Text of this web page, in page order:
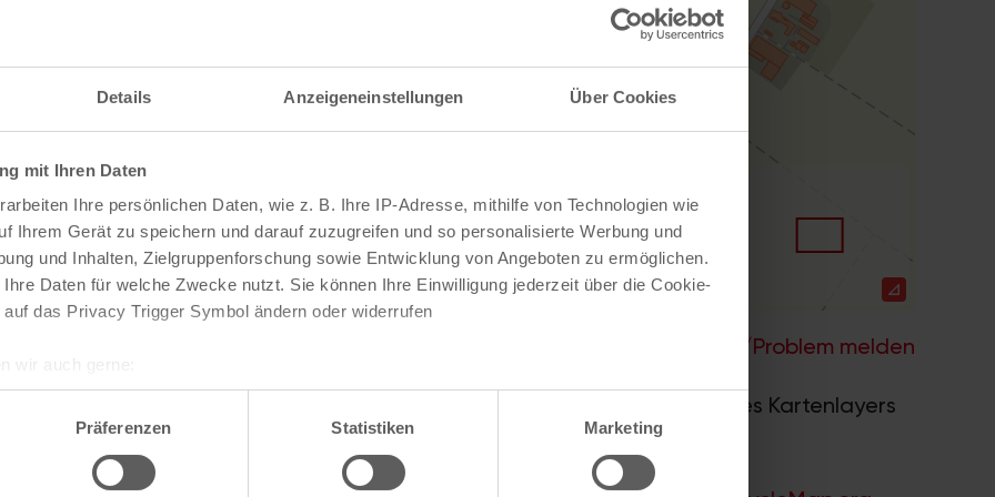
Details Anzeigeneinstellungen Über Cookies
mit Ihren Daten
Ihre persönlichen Daten, wie z. B. Ihre IP-Adresse, mithilfe von Technologien wie
Ihrem Gerät zu speichern und darauf zuzugreifen und so personalisierte Werbung und
und Inhalten, Zielgruppenforschung sowie Entwicklung von Angeboten zu ermöglichen.
Daten für welche Zwecke nutzt. Sie können Ihre Einwilligung jederzeit über die Cookie-
das Privacy Trigger Symbol ändern oder widerrufen
geografische Lage erfassen, welche bis auf einige Meter genau sein können
Scannen nach bestimmten Merkmalen (Fingerprinting) identifizieren
Ihre persönlichen Daten verarbeitet werden, und legen Sie Ihre Präferenzen imAbschnitt
Präferenzen Statistiken Marketing
Fehler/Problem melden
Darstellung des RVR-Kartenwerks
. Bei Auswahl des Kartenlayers
mit vielen weiteren Details wie z.B. Hausnummern.